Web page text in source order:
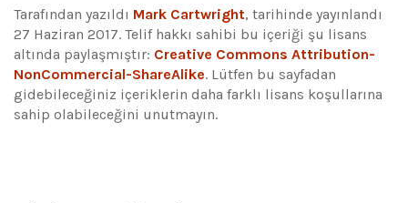
Tarafından yazıldı Mark Cartwright, tarihinde yayınlandı
27 Haziran 2017. Telif hakkı sahibi bu içeriği şu lisans
altında paylaşmıştır: Creative Commons Attribution-
NonCommercial-ShareAlike. Lütfen bu sayfadan
gidebileceğiniz içeriklerin daha farklı lisans koşullarına
sahip olabileceğini unutmayın.